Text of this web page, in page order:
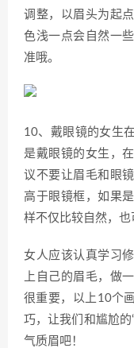
调整，以眉头为起
色浅一点会自然一
准哦。
10、戴眼镜的女生
是戴眼镜的女生，
议不要让眉毛和眼
高于眼镜框，如果
样不仅比较自然，也
女人应该认真学习
上自己的眉毛，做
很重要，以上10个
巧，让我们和尴尬的
气质眉吧！